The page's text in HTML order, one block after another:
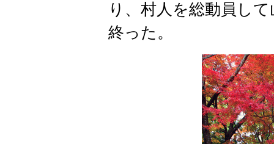
り、村人を総動員し
終った。